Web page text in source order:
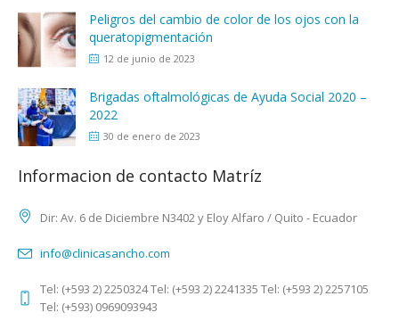
Peligros del cambio de color de los ojos con la
queratopigmentación
12 de junio de 2023
Brigadas oftalmológicas de Ayuda Social 2020 –
2022
30 de enero de 2023
Informacion de contacto Matríz
Dir: Av. 6 de Diciembre N3402 y Eloy Alfaro / Quito - Ecuador
info@clinicasancho.com
Tel: (+593 2) 2250324 Tel: (+593 2) 2241335 Tel: (+593 2) 2257105
Tel: (+593) 0969093943